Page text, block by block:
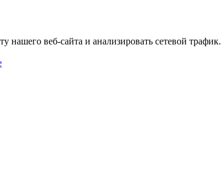
веб-сайта и анализировать сетевой трафик.